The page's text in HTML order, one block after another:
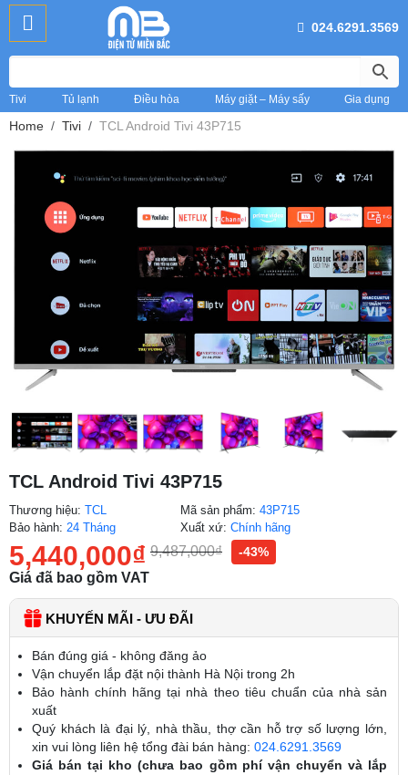
024.6291.3569
Tivi Tủ lạnh Điều hòa Máy giặt – Máy sấy Gia dụng
Home Tivi TCL Android Tivi 43P715
TCL Android Tivi 43P715
Thương hiệu: TCL
Bảo hành: 24 Tháng
Mã sản phẩm:43P715
Xuất xứ:Chính hãng
5,440,000₫ 9,487,000₫ -43%
Giá đã bao gồm VAT
KHUYẾN MÃI - ƯU ĐÃI
Bán đúng giá - không đăng ảo
Vận chuyển lắp đặt nội thành Hà Nội trong 2h
Bảo hành chính hãng tại nhà theo tiêu chuẩn của nhà sản
xuất
Quý khách là đại lý, nhà thầu, thợ cần hỗ trợ số lượng lớn,
xin vui lòng liên hệ tổng đài bán hàng: 024.6291.3569
Giá bán tại kho (chưa bao gồm phí vận chuyển và lắp